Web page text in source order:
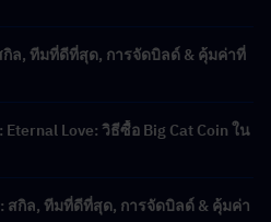
กิล, ทีมที่ดีที่สุด, การจัดบิลด์ & คุ้มค่าที่
Love: วิธีซื้อ Big Cat Coin ใน
สกิล, ทีมที่ดีที่สุด, การจัดบิลด์ & คุ้มค่า